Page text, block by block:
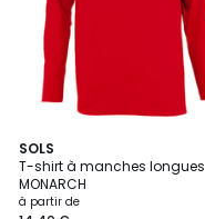
SOLS
T-shirt à manches longues
MONARCH
à partir de
3,9
/ 5
13
Couleurs